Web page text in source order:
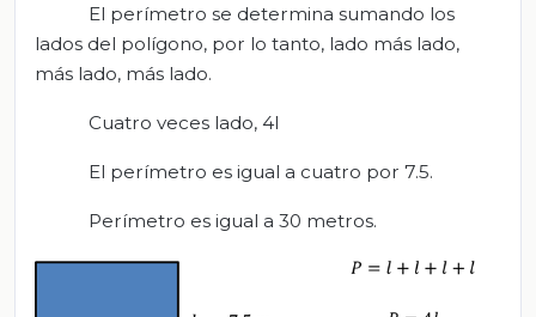
El perímetro se determina sumando los
lados del polígono, por lo tanto, lado más lado,
más lado, más lado.
Cuatro veces lado, 4l
El perímetro es igual a cuatro por 7.5.
Perímetro es igual a 30 metros.